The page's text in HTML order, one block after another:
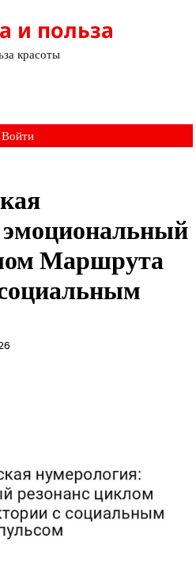
и польза
красоты
Войти
Маршрута